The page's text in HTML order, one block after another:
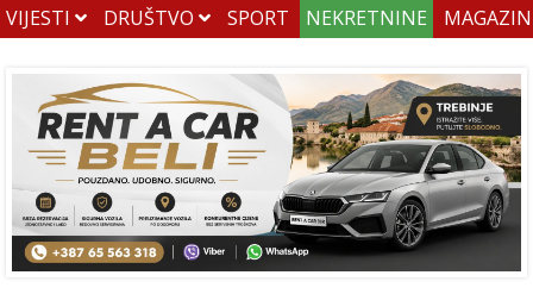
VIJESTI DRUŠTVO SPORT NEKRETNINE